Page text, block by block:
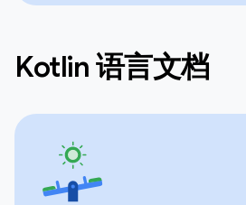
Kotlin 语言文档